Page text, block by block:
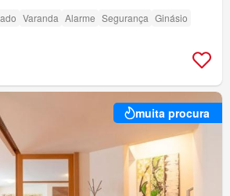
Varanda Alarme Segurança Ginásio
muita procura